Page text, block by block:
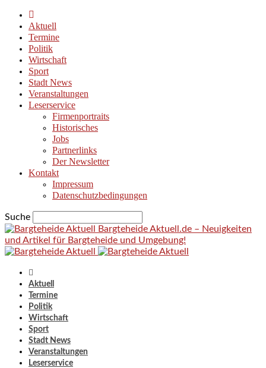
Aktuell
Termine
Politik
Wirtschaft
Sport
Stadt News
Veranstaltungen
Leserservice
Firmenportraits
Historisches
Jobs
Partnerlinks
Der Newsletter
Kontakt
Impressum
Datenschutzbedingungen
Suche
Bargteheide Aktuell.de – Neuigkeiten
und Artikel für Bargteheide und Umgebung!
Aktuell
Termine
Politik
Wirtschaft
Sport
Stadt News
Veranstaltungen
Leserservice